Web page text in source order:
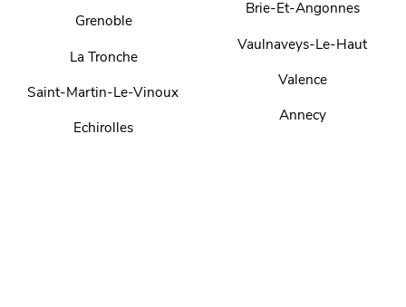
Grenoble
La Tronche
Saint-Martin-Le-Vinoux
Echirolles
Brie-Et-Angonnes
Vaulnaveys-Le-Haut
Valence
Annecy